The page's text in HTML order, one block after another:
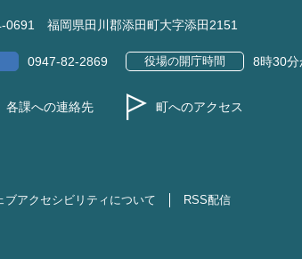
0691 福岡県田川郡添田町大字添田2151
0947-82-2869 役場の開庁時間 8時30
各課への連絡先 町へのアクセス
ブアクセシビリティについて RSS配信